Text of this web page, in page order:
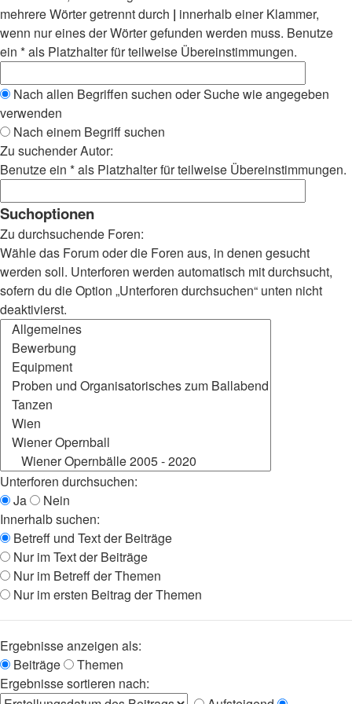
mehrere Wörter getrennt durch | innerhalb einer Klammer,
wenn nur eines der Wörter gefunden werden muss. Benutze
ein * als Platzhalter für teilweise Übereinstimmungen.
Nach allen Begriffen suchen oder Suche wie angegeben
verwenden
Nach einem Begriff suchen
Zu suchender Autor:
Benutze ein * als Platzhalter für teilweise Übereinstimmungen.
Suchoptionen
Zu durchsuchende Foren:
Wähle das Forum oder die Foren aus, in denen gesucht
werden soll. Unterforen werden automatisch mit durchsucht,
sofern du die Option „Unterforen durchsuchen“ unten nicht
deaktivierst.
Unterforen durchsuchen:
Ja
Nein
Innerhalb suchen:
Betreff und Text der Beiträge
Nur im Text der Beiträge
Nur im Betreff der Themen
Nur im ersten Beitrag der Themen
Ergebnisse anzeigen als:
Beiträge
Themen
Ergebnisse sortieren nach: